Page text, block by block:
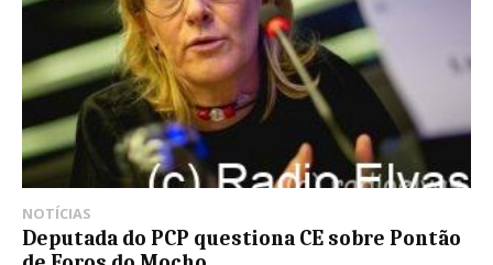
NOTÍCIAS
Deputada do PCP questiona CE sobre Pontão